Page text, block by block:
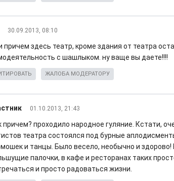
30.09.2013, 08:10
причем здесь театр, кроме здания от театра
с шашлыком. ну ваще вы даете!!!!
ЖАЛОБА МОДЕРАТОРУ
01.10.2013, 21:43
причем? проходило народное гуляние. Кстати,
театра состоялся под бурные
и танцы. Было весело, необычно и
палочки, в кафе и ресторанах таких
и просто радоваться жизни.